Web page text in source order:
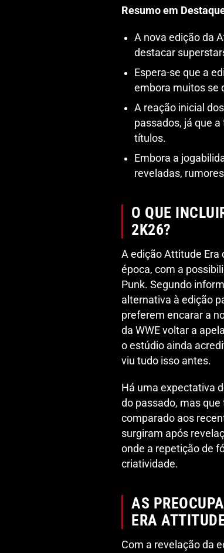
Resumo em
A nova edição da
destacar
Espera-se que a
embora muitos se
A reação inicial
passados, já que
títulos.
Embora a
reveladas,
O QUE
2K26?
A edição Attitude Era
época, com a
Punk. Segundo
alternativa à edição
preferem encarar a
da WWE voltar a
o estúdio ainda
viu tudo isso antes.
Há uma expectativa
do passado, mas
comparado aos
surgiram após
onde a repetição de
criatividade.
AS
ERA
Com a revelação da